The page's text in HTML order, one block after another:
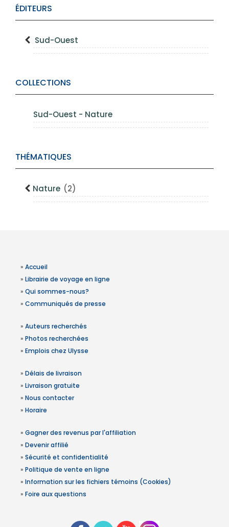
ÉDITEURS
Sud-Ouest
COLLECTIONS
Sud-Ouest - Nature
THÉMATIQUES
Nature (2)
» Accueil
» Librairie de voyage en ligne
» Qui sommes-nous?
» Communiqués de presse
» Auteurs recherchés
» Photos recherchées
» Emplois chez Ulysse
» Délais de livraison
» Livraison gratuite
» Nous contacter
» Horaire
» Gagner des revenus par l'affiliation
» Devenir affilié
» Sécurité et confidentialité
» Politique de vente en ligne
» Information sur les fichiers témoins (Cookies)
» Foire aux questions